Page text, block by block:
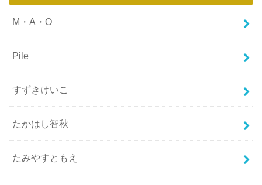
M・A・O
Pile
すずきけいこ
たかはし智秋
たみやすともえ